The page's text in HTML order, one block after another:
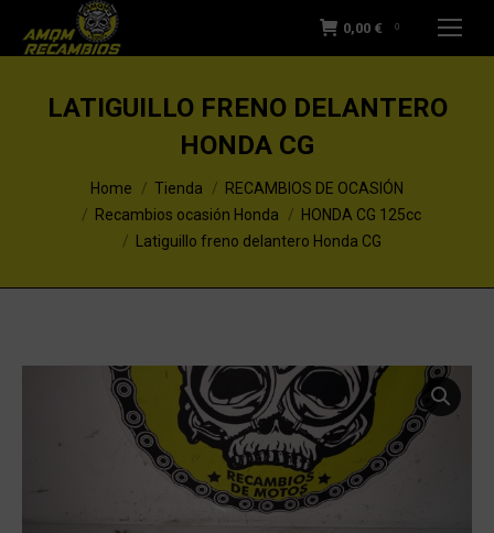
0,00 € 0
LATIGUILLO FRENO DELANTERO
HONDA CG
You are here:Home Tienda
RECAMBIOS DE OCASIÓN
Recambios ocasión Honda
HONDA CG 125cc
Latiguillo freno delantero Honda CG